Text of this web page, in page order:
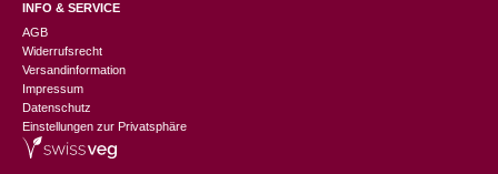
INFO & SERVICE
AGB
Widerrufsrecht
Versandinformation
Impressum
Datenschutz
Einstellungen zur Privatsphäre